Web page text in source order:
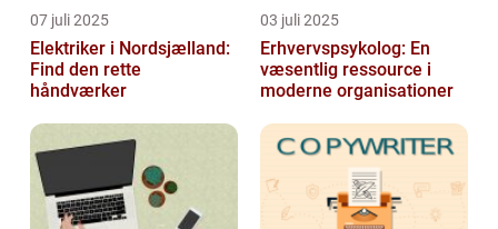
07 juli 2025
Elektriker i Nordsjælland:
Find den rette
håndværker
03 juli 2025
Erhvervspsykolog: En
væsentlig ressource i
moderne organisationer